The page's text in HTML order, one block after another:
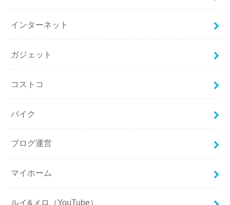
インターネット
ガジェット
コストコ
バイク
ブログ運営
マイホーム
ルイ&メロ（YouTube）